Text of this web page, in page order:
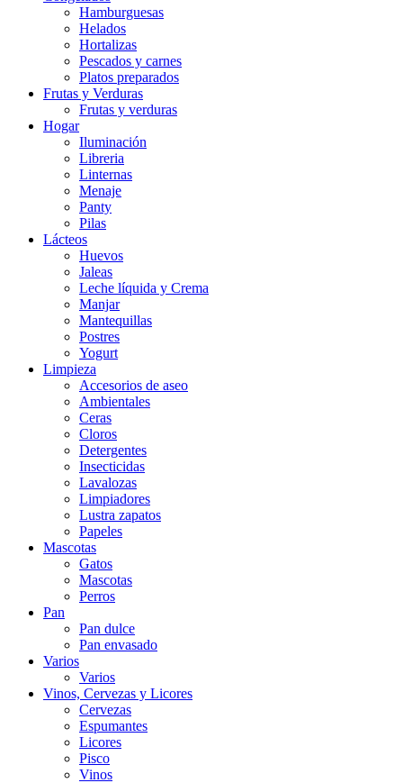
Hamburguesas
Helados
Hortalizas
Pescados y carnes
Platos preparados
Frutas y Verduras
Frutas y verduras
Hogar
Iluminación
Libreria
Linternas
Menaje
Panty
Pilas
Lácteos
Huevos
Jaleas
Leche líquida y Crema
Manjar
Mantequillas
Postres
Yogurt
Limpieza
Accesorios de aseo
Ambientales
Ceras
Cloros
Detergentes
Insecticidas
Lavalozas
Limpiadores
Lustra zapatos
Papeles
Mascotas
Gatos
Mascotas
Perros
Pan
Pan dulce
Pan envasado
Varios
Varios
Vinos, Cervezas y Licores
Cervezas
Espumantes
Licores
Pisco
Vinos